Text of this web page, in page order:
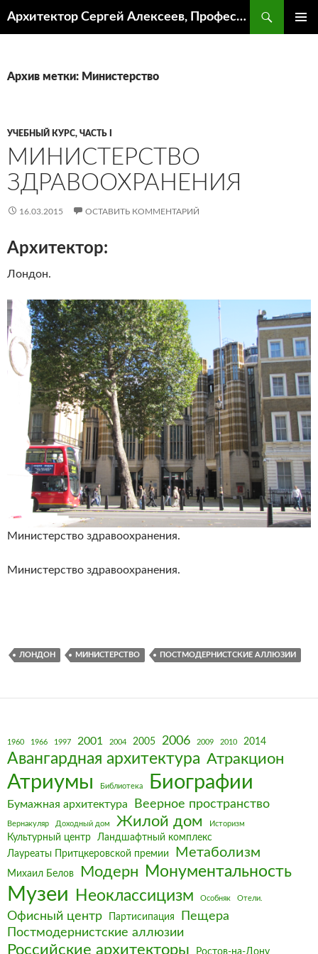
Архитектор Сергей Алексеев, Профессор кафедры ИА и АР ААИ ЮФУ
Архив метки: Министерство
УЧЕБНЫЙ КУРС, ЧАСТЬ I
МИНИСТЕРСТВО
ЗДРАВООХРАНЕНИЯ
16.03.2015 ОСТАВИТЬ КОММЕНТАРИЙ
Архитектор:
Лондон.
Министерство здравоохранения.
Министерство здравоохранения.
ЛОНДОН МИНИСТЕРСТВО ПОСТМОДЕРНИСТСКИЕ АЛЛЮЗИИ
1960 1966 1997 2001 2004 2005 2006 2009 2010 2014
Авангардная архитектура Атракцион
Атриумы Библиотека Биографии
Бумажная архитектура Веерное пространство
Вернакуляр Доходный дом Жилой дом Историзм
Культурный центр
Ландшафтный комплекс
Лауреаты Притцкеровской премии
Метаболизм
Михаил Белов Модерн Монументальность
Музеи Неоклассицизм Особняк Отели.
Офисный центр Партисипация
Пещера
Постмодернистские аллюзии
Российские архитекторы Ростов-на-Дону